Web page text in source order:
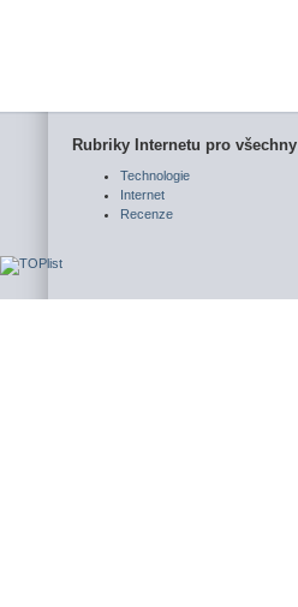
Rubriky Internetu pro všechny
Technologie
Internet
Recenze